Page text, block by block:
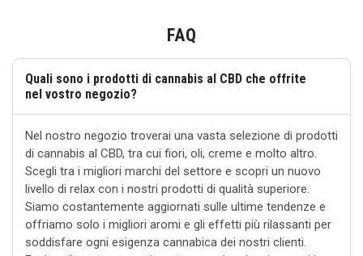
FAQ
Quali sono i prodotti di cannabis al CBD che offrite
nel vostro negozio?
Nel nostro negozio troverai una vasta selezione di prodotti
di cannabis al CBD, tra cui fiori, oli, creme e molto altro.
Scegli tra i migliori marchi del settore e scopri un nuovo
livello di relax con i nostri prodotti di qualità superiore.
Siamo costantemente aggiornati sulle ultime tendenze e
offriamo solo i migliori aromi e gli effetti più rilassanti per
soddisfare ogni esigenza cannabica dei nostri clienti.